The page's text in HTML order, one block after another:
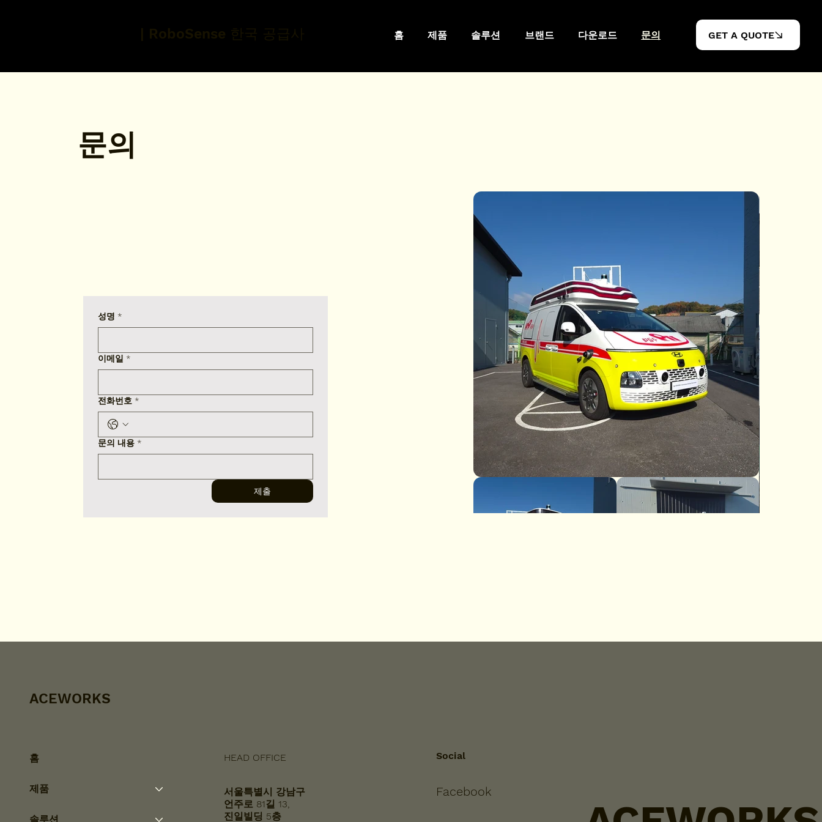
홈 제품 솔루션 브랜드 다운로드 문의 GET A QUOTE
​문의
성명 *
이메일 *
전화번호 *
문의 내용 *
제출
ACEWORKS
홈
제품
솔루션
HEAD OFFICE
서울특별시 강남구
언주로 81길 13,
​진일빌딩 5층
Social
Facebook